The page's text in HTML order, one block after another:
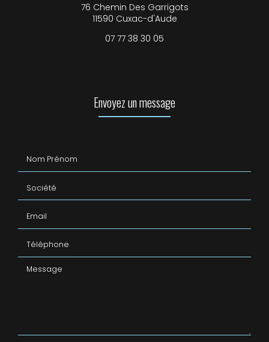
76 Chemin Des Garrigots
11590 Cuxac-d'Aude
07 77 38 30 05
Envoyez un message
Message